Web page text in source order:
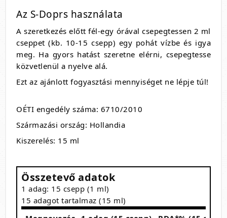
Az S-Doprs használata
A szeretkezés előtt fél-egy órával csepegtessen 2 ml
cseppet (kb. 10-15 csepp) egy pohát vízbe és igya
meg. Ha gyors hatást szeretne elérni, csepegtesse
közvetlenül a nyelve alá.
Ezt az ajánlott fogyasztási mennyiséget ne lépje túl!
OÉTI engedély száma: 6710/2010
Származási ország: Hollandia
Kiszerelés: 15 ml
Összetevő adatok
1 adag: 15 csepp (1 ml)
15 adagot tartalmaz (15 ml)